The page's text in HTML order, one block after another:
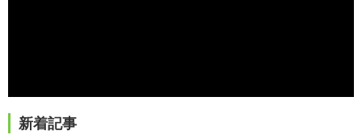
新着記事